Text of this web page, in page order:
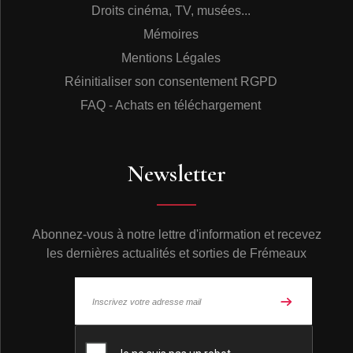
RÉVÉREND CLAY EVANS & THE FELLOWSHIP
Chicago reste une des places fortes où s'épanouissent
les musiques noires américaines. Certes, le blues y
règne en maître, mais le gospel n'a jamais cessé d'y
être pratiqué avec ferveur depuis que Thomas A. Dorsey
a transformé la Cité des Vents en « Vatican du gospel »,
Révérend Clay Evans s'est incontestablement affirmé
comme la voix du salut et de l'union. Né en 1925, dans
chanter dans le groupe local des Lux Singers, auquel
Evans fonde la Hickory Grove Baptist Church of
Chicago, baptisé plus tard The Fellowship Baptist
influences profanes mais jamais englué dans un
Droits cinéma, TV, musées...
Mémoires
Mentions Légales
Réinitialiser son consentement RGPD
FAQ - Achats en téléchargement
Newsletter
Abonnez-vous à notre lettre d'information et recevez
les dernières actualités et sorties de Frémeaux